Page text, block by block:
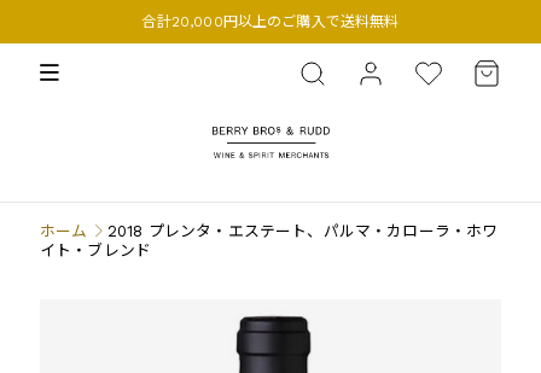
合計20,000円以上のご購入で送料無料
BERRY BROS. & RUDD
ホーム
2018 プレンタ・エステート、パルマ・カローラ・ホワ
イト・ブレンド